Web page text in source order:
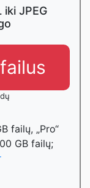
JPEG
failų, „Pro“
GB failų;